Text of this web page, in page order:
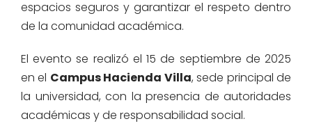
espacios seguros y garantizar el respeto dentro
de la comunidad académica.
El evento se realizó el 15 de septiembre de 2025
en el Campus Hacienda Villa, sede principal de
la universidad, con la presencia de autoridades
académicas y de responsabilidad social.